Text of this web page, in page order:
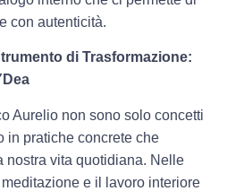
con autenticità.
di Trasformazione:
Aurelio non sono solo concetti
in pratiche concrete che
nostra vita quotidiana. Nelle
e il lavoro interiore